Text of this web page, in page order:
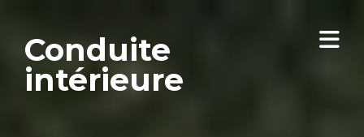
Conduite
intérieure